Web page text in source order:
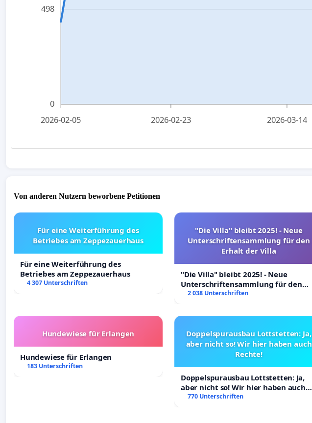
0
498
2026-02-05 2026-02-23 2026-03-14
Von anderen Nutzern beworbene Petitionen
Für eine Weiterführung des
Betriebes am Zeppezauerhaus
Für eine Weiterführung des
Betriebes am Zeppezauerhaus
4 307 Unterschriften
"Die Villa" bleibt 2025! - Neue
Unterschriftensammlung für den
Erhalt der Villa
"Die Villa" bleibt 2025! - Neue
Unterschriftensammlung für den
Erhalt der Villa
2 038 Unterschriften
Hundewiese für Erlangen
Hundewiese für Erlangen
183 Unterschriften
Doppelspurausbau Lottstetten: Ja,
aber nicht so! Wir hier haben auch
Rechte!
Doppelspurausbau Lottstetten: Ja,
aber nicht so! Wir hier haben auch
Rechte!
770 Unterschriften